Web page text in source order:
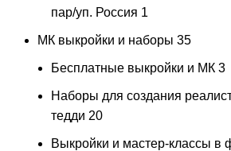
пар/уп. Россия 1
МК выкройки и наборы 35
Бесплатные выкройки и МК 3
Наборы для создания
тедди 20
Выкройки и мастер-классы в